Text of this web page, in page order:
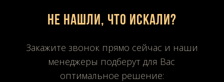
Не нашли, что искали?
Закажите звонок прямо сейчас и наши
менеджеры подберут для Вас
оптимальное решение: